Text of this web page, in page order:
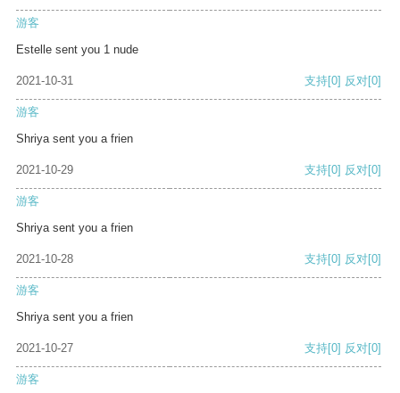
游客
Estelle sent you 1 nude
2021-10-31 支持[0] 反对[0]
游客
Shriya sent you a frien
2021-10-29 支持[0] 反对[0]
游客
Shriya sent you a frien
2021-10-28 支持[0] 反对[0]
游客
Shriya sent you a frien
2021-10-27 支持[0] 反对[0]
游客